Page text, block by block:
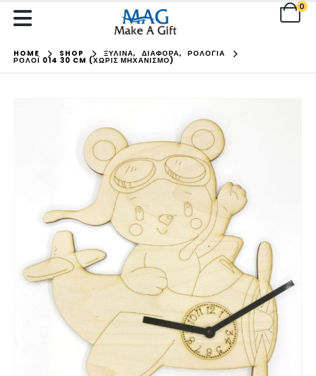
0
HOME SHOP ΞΥΛΙΝΑ, ΔΙΑΦΟΡΑ, ΡΟΛΟΓΙΑ
ΡΟΛΌΪ 014 30 CM (ΧΩΡΊΣ ΜΗΧΑΝΙΣΜΌ)